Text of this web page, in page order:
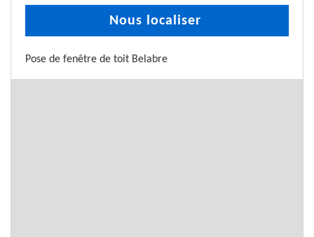
Nous localiser
Pose de fenêtre de toit Belabre